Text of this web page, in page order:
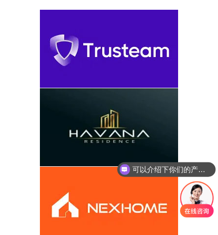
你们是怎么收费的呢